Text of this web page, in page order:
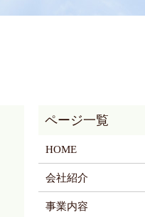
HOME
会社紹介
事業内容